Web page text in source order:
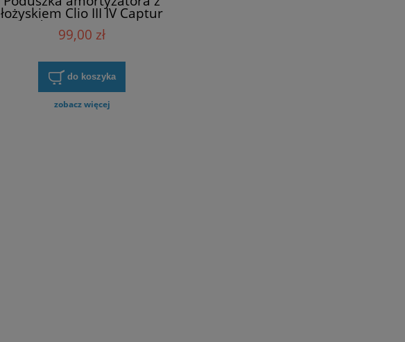
łożyskiem Clio III IV Captur
Modus SNR KB655.40
99,00 zł
do koszyka
zobacz więcej